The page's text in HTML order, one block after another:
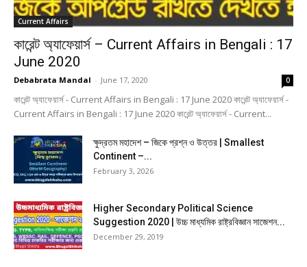
Current Affairs
কারেন্ট অ্যাফেয়ার্স – Current Affairs in Bengali : 17
June 2020
Debabrata Mandal - June 17, 2020 0
কারেন্ট অ্যাফেয়ার্স - Current Affairs in Bengali : 17 June 2020 কারেন্ট অ্যাফেয়ার্স -
Current Affairs in Bengali : 17 June 2020 কারেন্ট অ্যাফেয়ার্স - Current...
ক্ষুদ্রতম মহাদেশ – জিকে প্রশ্ন ও উত্তর | Smallest
Continent –...
February 3, 2026
Higher Secondary Political Science
Suggestion 2020 | উচ্চ মাধ্যমিক রাষ্ট্রবিজ্ঞান সাজেশন...
December 29, 2019